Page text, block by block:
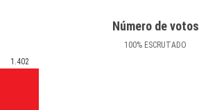
Número de votos
100% ESCRUTADO
1.402